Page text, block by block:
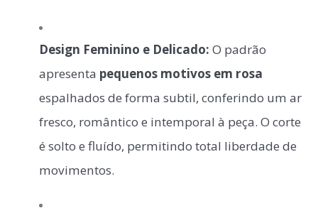
Design Feminino e Delicado: O padrão
apresenta pequenos motivos em rosa
espalhados de forma subtil, conferindo um ar
fresco, romântico e intemporal à peça. O corte
é solto e fluído, permitindo total liberdade de
movimentos.